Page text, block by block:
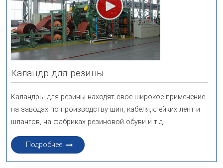
Каландр для резины
Каландры для резины находят свое широкое применение
на заводах по производству шин, кабеля,клейких лент и
шлангов, на фабриках резиновой обуви и т.д.
Подробнее